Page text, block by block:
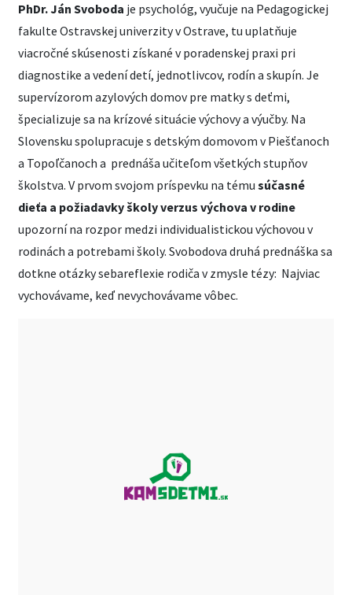
PhDr. Ján Svoboda je psychológ, vyučuje na Pedagogickej
fakulte Ostravskej univerzity v Ostrave, tu uplatňuje
viacročné skúsenosti získané v poradenskej praxi pri
diagnostike a vedení detí, jednotlivcov, rodín a skupín. Je
supervízorom azylových domov pre matky s deťmi,
špecializuje sa na krízové situácie výchovy a výučby. Na
Slovensku spolupracuje s detským domovom v Piešťanoch
a Topoľčanoch a prednáša učiteľom všetkých stupňov
školstva. V prvom svojom príspevku na tému súčasné
dieťa a požiadavky školy verzus výchova v rodine
upozorní na rozpor medzi individualistickou výchovou v
rodinách a potrebami školy. Svobodova druhá prednáška sa
dotkne otázky sebareflexie rodiča v zmysle tézy: Najviac
vychovávame, keď nevychovávame vôbec.